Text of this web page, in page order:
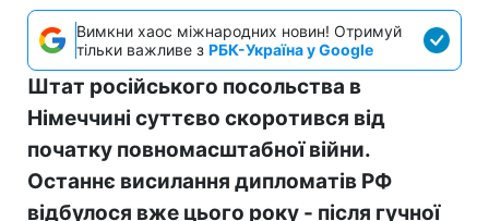
Вимкни хаос міжнародних новин! Отримуй
тільки важливе з РБК-Україна у Google
Штат російського посольства в
Німеччині суттєво скоротився від
початку повномасштабної війни.
Останнє висилання дипломатів РФ
відбулося вже цього року - після гучної